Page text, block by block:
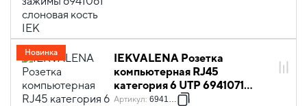
IEKVALENA Розетка
компьютерная RJ45
категория 6 UTP 6941071
белый IEK
Артикул: 6941071
Новинка